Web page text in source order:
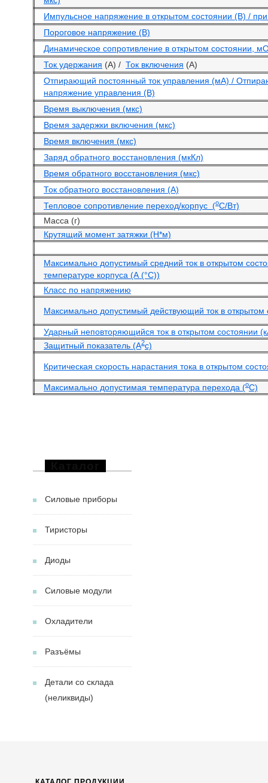
Импульсное напряжение в открытом состоянии (В) /
Пороговое напряжение (В)
Динамическое сопротивление в открытом состоянии,
Ток удержания (А) / Ток включения (А)
Отпирающий постоянный ток управления (мА) /
напряжение управления (В)
Время выключения (мкс)
Время задержки включения (мкс)
Время включения (мкс)
Заряд обратного восстановления (мкКл)
Время обратного восстановления (мкс)
Ток обратного восстановления (А)
Тепловое сопротивление переход/корпус (oС/Вт)
Масса (г)
Крутящий момент затяжки (Н*м)
Максимально допустимый средний ток в открытом
температуре корпуса (А (°С))
Класс по напряжению
Максимально допустимый действующий ток в открытом
Ударный неповторяющийся ток в открытом состоянии
Защитный показатель (А2с)
Критическая скорость нарастания тока в открытом
Максимально допустимая температура перехода (oС)
Силовые приборы
Тиристоры
Диоды
Силовые модули
Охладители
Разъёмы
Детали со склада
(неликвиды)